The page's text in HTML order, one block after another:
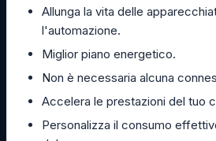
Allunga la vita delle
l'automazione.
Miglior piano energetico.
Non è necessaria alcuna
Accelera le prestazioni del tuo
Personalizza il consumo